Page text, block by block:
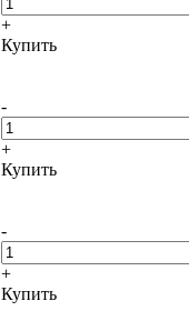
+
Купить
-
+
Купить
-
+
Купить